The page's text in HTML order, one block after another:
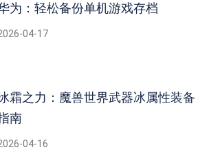
为：轻松备份单机游戏存档
04-17
霜之力：魔兽世界武器冰属性装备
南
04-16